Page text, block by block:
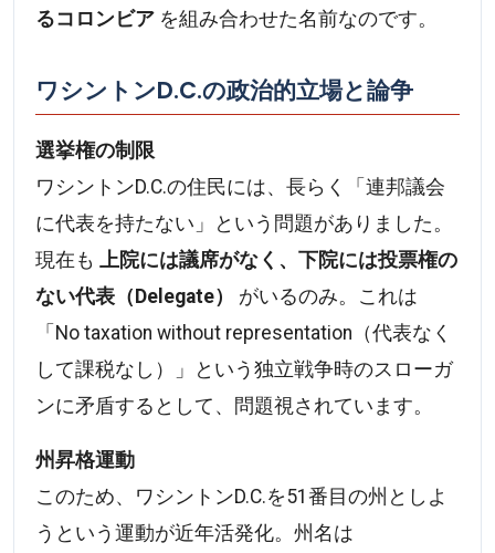
るコロンビア を組み合わせた名前なのです。
ワシントンD.C.の政治的立場と論争
選挙権の制限
ワシントンD.C.の住民には、長らく「連邦議会
に代表を持たない」という問題がありました。
現在も
上院には議席がなく、下院には投票権の
ない代表（Delegate）
がいるのみ。これは
「No taxation without representation（代表なく
して課税なし）」という独立戦争時のスローガ
ンに矛盾するとして、問題視されています。
州昇格運動
このため、ワシントンD.C.を51番目の州としよ
うという運動が近年活発化。州名は